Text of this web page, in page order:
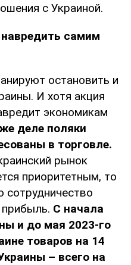
с Украиной.
самим
остановить и
И хотя акция
экономикам
деле поляки
в торговле.
рынок
приоритетным, то
сотрудничество
С начала
и до мая 2023-го
товаров на 14
– всего на